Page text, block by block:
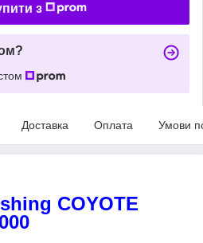
з
Доставка Оплата Умови
COYOTE